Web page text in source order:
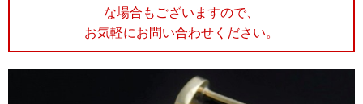
な場合もございますので、
お気軽にお問い合わせください。